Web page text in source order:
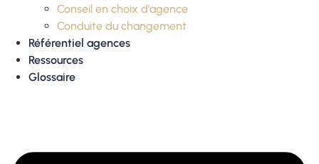
Conseil en choix d’agence
Conduite du changement
Référentiel agences
Ressources
Glossaire